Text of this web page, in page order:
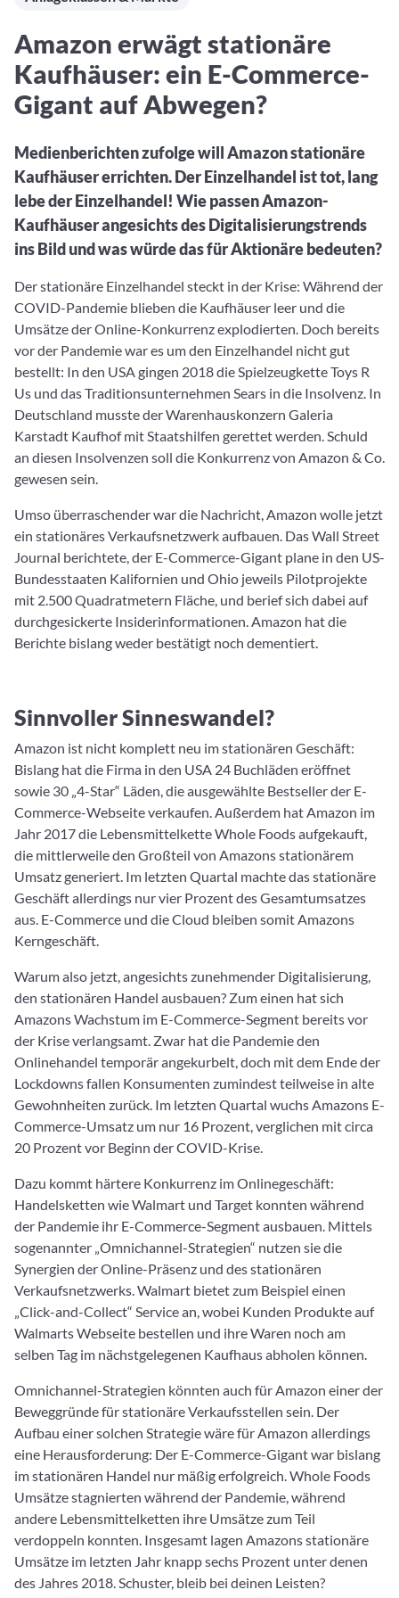
Alles, was Sie zu Fonds und ETFs wissen müssen – so
investieren Sie richtig
Aktuelle Rankings und Beiträge zu den besten Fonds aus
2. Fonds auswählen
Fondsvergleich
Übersichtlich bis zu 10 Fonds aus über 35.000
Watchlist
Hier sind Ihre gemerkten Produkte und aktiven
Preis-/Performance-Alarme
3. Investieren
Portfolios
Eigene Portfolios und jene, denen Sie folgen
Informationen und Beiträge unserer Partner-
Finanzdienstleister
Community-Partner
Informationen und Beiträge unserer Community-
Webinar verpasst? Hier gibt es Aufnahmen unserer
Amazon erwägt stationäre
Kaufhäuser: ein E-Commerce-
Gigant auf Abwegen?
Medienberichten zufolge will Amazon stationäre
Kaufhäuser errichten. Der Einzelhandel ist tot, lang
lebe der Einzelhandel! Wie passen Amazon-
Kaufhäuser angesichts des Digitalisierungstrends
ins Bild und was würde das für Aktionäre bedeuten?
Der stationäre Einzelhandel steckt in der Krise: Während der
COVID-Pandemie blieben die Kaufhäuser leer und die
Umsätze der Online-Konkurrenz explodierten. Doch bereits
vor der Pandemie war es um den Einzelhandel nicht gut
bestellt: In den USA gingen 2018 die Spielzeugkette Toys R
Us und das Traditionsunternehmen Sears in die Insolvenz. In
Deutschland musste der Warenhauskonzern Galeria
Karstadt Kaufhof mit Staatshilfen gerettet werden. Schuld
an diesen Insolvenzen soll die Konkurrenz von Amazon & Co.
gewesen sein.
Umso überraschender war die Nachricht, Amazon wolle jetzt
ein stationäres Verkaufsnetzwerk aufbauen. Das Wall Street
Journal berichtete, der E-Commerce-Gigant plane in den US-
Bundesstaaten Kalifornien und Ohio jeweils Pilotprojekte
mit 2.500 Quadratmetern Fläche, und berief sich dabei auf
durchgesickerte Insiderinformationen. Amazon hat die
Berichte bislang weder bestätigt noch dementiert.
Sinnvoller Sinneswandel?
Amazon ist nicht komplett neu im stationären Geschäft:
Bislang hat die Firma in den USA 24 Buchläden eröffnet
sowie 30 „4-Star“ Läden, die ausgewählte Bestseller der E-
Commerce-Webseite verkaufen. Außerdem hat Amazon im
Jahr 2017 die Lebensmittelkette Whole Foods aufgekauft,
die mittlerweile den Großteil von Amazons stationärem
Umsatz generiert. Im letzten Quartal machte das stationäre
Geschäft allerdings nur vier Prozent des Gesamtumsatzes
aus. E-Commerce und die Cloud bleiben somit Amazons
Kerngeschäft.
Warum also jetzt, angesichts zunehmender Digitalisierung,
den stationären Handel ausbauen? Zum einen hat sich
Amazons Wachstum im E-Commerce-Segment bereits vor
der Krise verlangsamt. Zwar hat die Pandemie den
Onlinehandel temporär angekurbelt, doch mit dem Ende der
Lockdowns fallen Konsumenten zumindest teilweise in alte
Gewohnheiten zurück. Im letzten Quartal wuchs Amazons E-
Commerce-Umsatz um nur 16 Prozent, verglichen mit circa
20 Prozent vor Beginn der COVID-Krise.
Dazu kommt härtere Konkurrenz im Onlinegeschäft:
Handelsketten wie Walmart und Target konnten während
der Pandemie ihr E-Commerce-Segment ausbauen. Mittels
sogenannter „Omnichannel-Strategien“ nutzen sie die
Synergien der Online-Präsenz und des stationären
Verkaufsnetzwerks. Walmart bietet zum Beispiel einen
„Click-and-Collect“ Service an, wobei Kunden Produkte auf
Walmarts Webseite bestellen und ihre Waren noch am
selben Tag im nächstgelegenen Kaufhaus abholen können.
Omnichannel-Strategien könnten auch für Amazon einer der
Beweggründe für stationäre Verkaufsstellen sein. Der
Aufbau einer solchen Strategie wäre für Amazon allerdings
eine Herausforderung: Der E-Commerce-Gigant war bislang
im stationären Handel nur mäßig erfolgreich. Whole Foods
Umsätze stagnierten während der Pandemie, während
andere Lebensmittelketten ihre Umsätze zum Teil
verdoppeln konnten. Insgesamt lagen Amazons stationäre
Umsätze im letzten Jahr knapp sechs Prozent unter denen
des Jahres 2018. Schuster, bleib bei deinen Leisten?